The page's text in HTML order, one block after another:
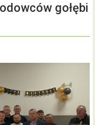
gołębi